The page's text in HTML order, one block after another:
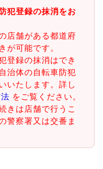
犯登録の抹消をお
店舗がある都道府
が可能です。
登録の抹消はでき
治体の自転車防犯
いたします。詳し
をご覧ください。
きは店舗で行うこ
警察署又は交番ま